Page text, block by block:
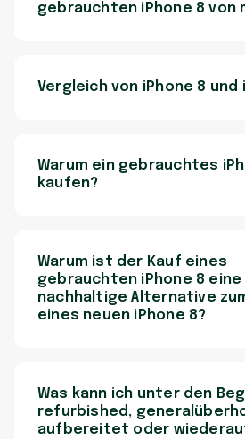
gebrauchten iPhone 8 von
Vergleich von iPhone 8 und
Warum ein gebrauchtes
kaufen?
Warum ist der Kauf eines
gebrauchten iPhone 8 eine
nachhaltige Alternative
eines neuen iPhone 8?
Was kann ich unter den
refurbished,
aufbereitet oder